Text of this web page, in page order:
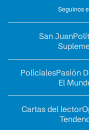
Seguinos
San Juan
PolicialesPasión
El
Cartas del lector